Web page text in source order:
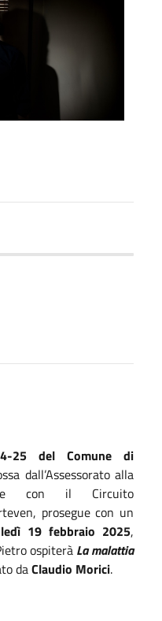
25 del Comune di
dall’Assessorato alla
con il Circuito
prosegue con un
19 febbraio 2025,
ospiterà La malattia
daClaudio Morici.